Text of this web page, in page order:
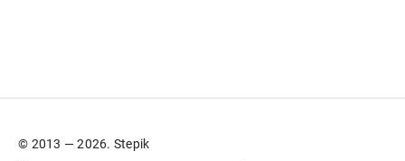
© 2013 — 2026. Stepik